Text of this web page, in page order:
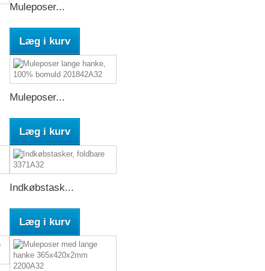
Muleposer...
Læg i kurv
Muleposer...
Læg i kurv
Indkøbstask...
Læg i kurv